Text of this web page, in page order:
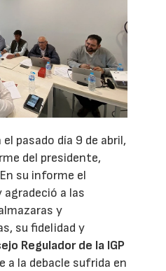
pasado día 9 de abril,
del presidente,
su informe el
a las
y
su fidelidad y
Regulador de la IGP
a la debacle sufrida en